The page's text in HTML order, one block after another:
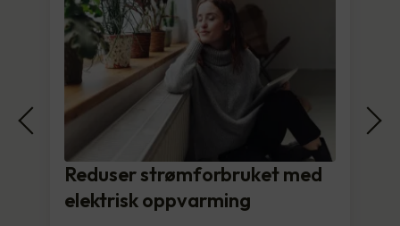
Reduser strømforbruket med
elektrisk oppvarming